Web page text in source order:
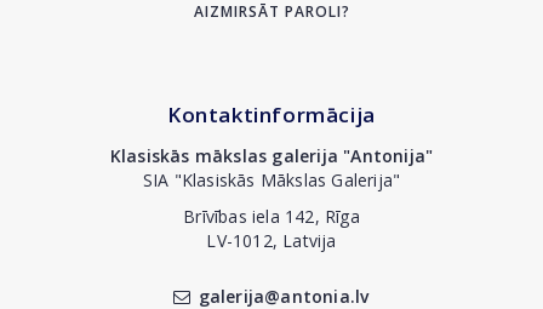
AIZMIRSĀT PAROLI?
Kontaktinformācija
Klasiskās mākslas galerija "Antonija"
SIA "Klasiskās Mākslas Galerija"
Brīvības iela 142, Rīga
LV-1012, Latvija
galerija@antonia.lv